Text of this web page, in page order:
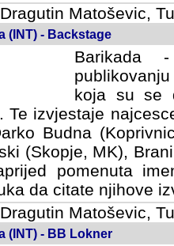
Matoševic,
(INT) - Backstage
Barikada
koja su se
Te izvjestaje
Budna
(Skopje, MK),
pomenuta
da citate njihove
Matoševic,
(INT) - BB Lokner